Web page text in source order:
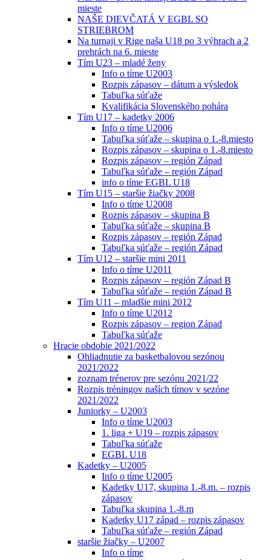
mieste
NAŠE DIEVČATÁ V EGBL SO
STRIEBROM
Na turnaji v Rige naša U18 po 3 výhrach a 2
prehrách na 6. mieste
Tím U23 – mladé ženy
Info o tíme U2003
Rozpis zápasov – dátum a výsledok
Tabuľka súťaže
Kvalifikácia Slovenského pohára
Tím U17 – kadetky 2006
Info o tíme U2006
Tabuľka súťaže – skupina o 1.-8.miesto
Rozpis zápasov – skupina o 1.-8.miesto
Rozpis zápasov – región Západ
Tabuľka súťaže – región Západ
info o tíme EGBL U18
Tím U15 – staršie žiačky 2008
Info o tíme U2008
Rozpis zápasov – skupina B
Tabuľka súťaže – skupina B
Rozpis zápasov – región Západ
Tabuľka súťaže – región Západ
Tím U12 – staršie mini 2011
Info o tíme U2011
Rozpis zápasov – región Západ B
Tabuľka súťaže – región Západ B
Tím U11 – mladšie mini 2012
Info o tíme U2012
Rozpis zápasov – region Západ
Tabuľka súťaže
Hracie obdobie 2021/2022
Ohliadnutie za basketbalovou sezónou
2021/2022
zoznam trénerov pre sezónu 2021/22
Rozpis tréningov naších tímov v sezóne
2021/2022
Juniorky – U2003
Info o tíme U2003
1. liga + U19 – rozpis zápasov
Tabuľka súťaže
EGBL U18
Kadetky – U2005
Info o tíme U2005
Kadetky U17, skupina 1.-8.m. – rozpis
zápasov
Tabuľka skupina 1.-8.m
Kadetky U17 západ – rozpis zápasov
Tabuľka súťaže – región Západ
staršie žiačky – U2007
Info o tíme